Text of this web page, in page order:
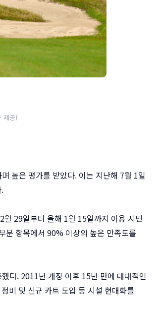
제공)
높은 평가를 받았다. 이는 지난해 7월 1일
29일부터 올해 1월 15일까지 이용 시민
분 항목에서 90% 이상의 높은 만족도를
다. 2011년 개장 이후 15년 만에 대대적인
비 및 신규 카트 도입 등 시설 현대화를